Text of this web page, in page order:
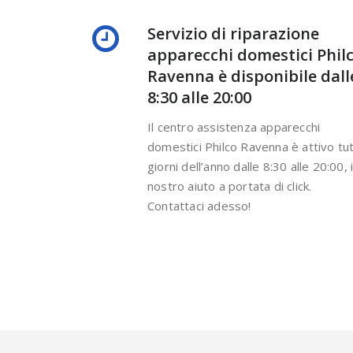
Servizio di riparazione
apparecchi domestici
Ravenna è disponibile
8:30 alle 20:00
Il centro assistenza apparecchi
domestici Philco Ravenna è attivo
giorni dell’anno dalle 8:30 alle 20:00,
nostro aiuto a portata di click.
Contattaci adesso!